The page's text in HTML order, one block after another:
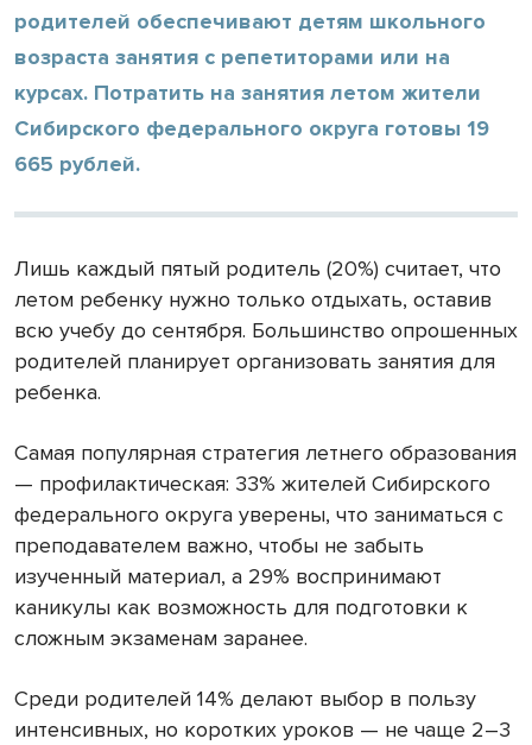
родителей обеспечивают детям школьного
возраста занятия с репетиторами или на
курсах. Потратить на занятия летом жители
Сибирского федерального округа готовы 19
665 рублей.
Лишь каждый пятый родитель (20%) считает, что
летом ребенку нужно только отдыхать, оставив
всю учебу до сентября. Большинство опрошенных
родителей планирует организовать занятия для
ребенка.
Самая популярная стратегия летнего образования
— профилактическая: 33% жителей Сибирского
федерального округа уверены, что заниматься с
преподавателем важно, чтобы не забыть
изученный материал, а 29% воспринимают
каникулы как возможность для подготовки к
сложным экзаменам заранее.
Среди родителей 14% делают выбор в пользу
интенсивных, но коротких уроков — не чаще 2–3